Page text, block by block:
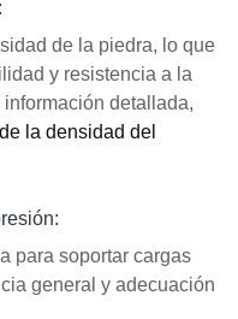
de la piedra, lo que
y resistencia a la
detallada,
la densidad del
para soportar cargas
general y adecuación